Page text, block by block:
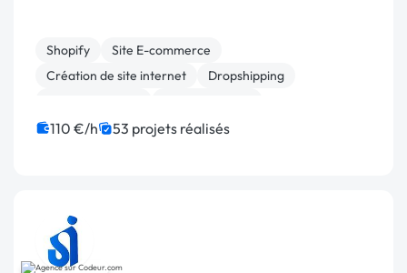
Shopify
Site E-commerce
Création de site internet
Dropshipping
CSS, HTML, XML
Développement spécifique
110 €/h 53 projets réalisés